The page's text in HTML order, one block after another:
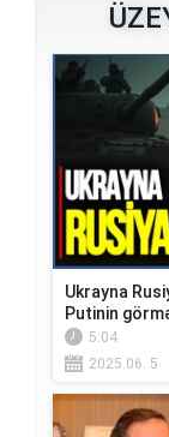
Ukrayna
Putinin
5:04
2025.06. 5